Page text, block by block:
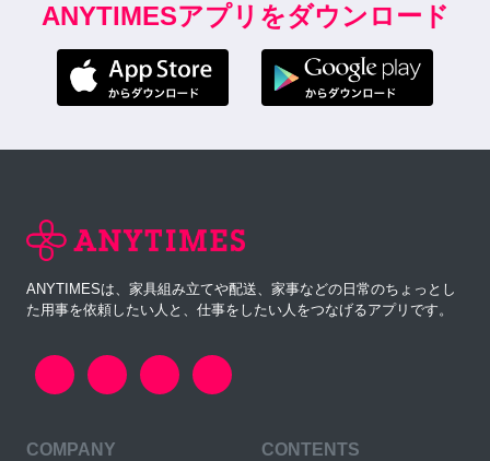
ANYTIMESアプリをダウンロード
ANYTIMESは、家具組み立てや配送、家事などの日常のちょっとし
た用事を依頼したい人と、仕事をしたい人をつなげるアプリです。
COMPANY CONTENTS